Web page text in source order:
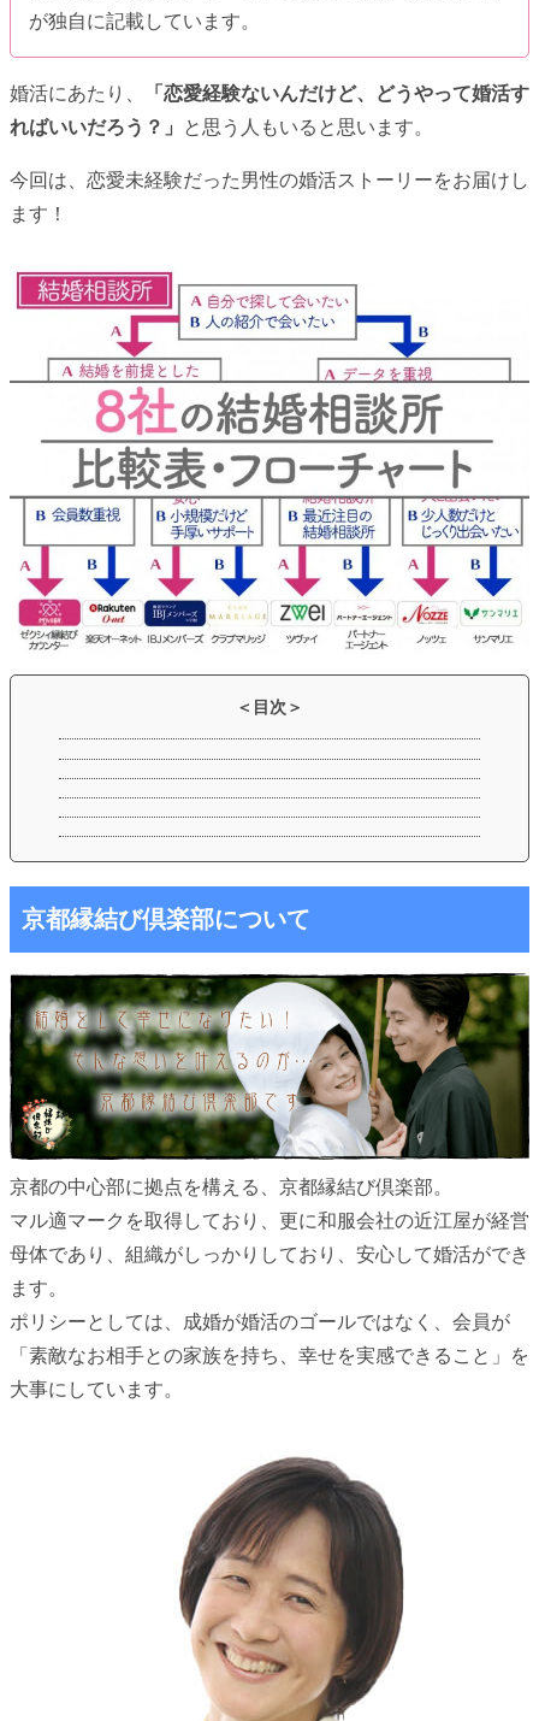
が独自に記載しています。
婚活にあたり、
「恋愛経験ないんだけど、どうやって婚活す
ればいいだろう？」
と思う人もいると思います。
今回は、恋愛未経験だった男性の婚活ストーリーをお届けし
ます！
京都縁結び倶楽部について
京都の中心部に拠点を構える、京都縁結び倶楽部。
マル適マークを取得しており、更に和服会社の近江屋が経営
母体であり、組織がしっかりしており、安心して婚活ができ
ます。
ポリシーとしては、成婚が婚活のゴールではなく、会員が
「素敵なお相手との家族を持ち、幸せを実感できること」を
大事にしています。